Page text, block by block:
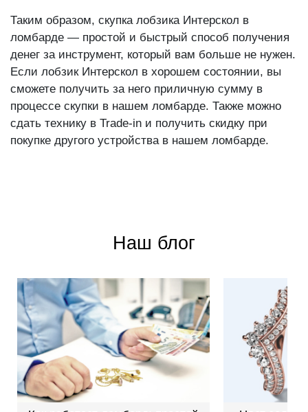
Таким образом, скупка лобзика Интерскол в
ломбарде — простой и быстрый способ получения
денег за инструмент, который вам больше не нужен.
Если лобзик Интерскол в хорошем состоянии, вы
сможете получить за него приличную сумму в
процессе скупки в нашем ломбарде. Также можно
сдать технику в Trade-in и получить скидку при
покупке другого устройства в нашем ломбарде.
Наш блог